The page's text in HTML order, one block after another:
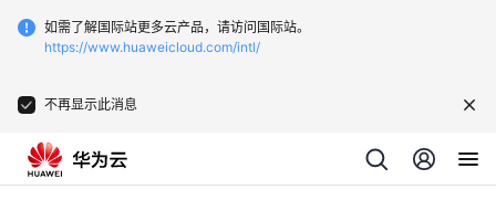
如需了解国际站更多云产品，请访问国际站。
https://www.huaweicloud.com/intl/
不再显示此消息